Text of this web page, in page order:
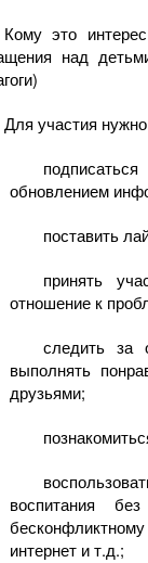
Кому это
над
Для участия
обновлением
поставить
принять
отношение к
следить за
выполнять
друзьями;
воспитания
интернет и т.д.;